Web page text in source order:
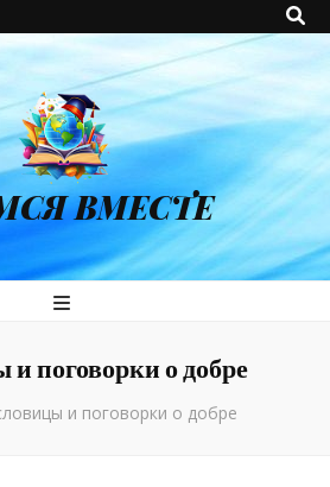
ВМЕСТЕ
поговорки о добре
и поговорки о добре